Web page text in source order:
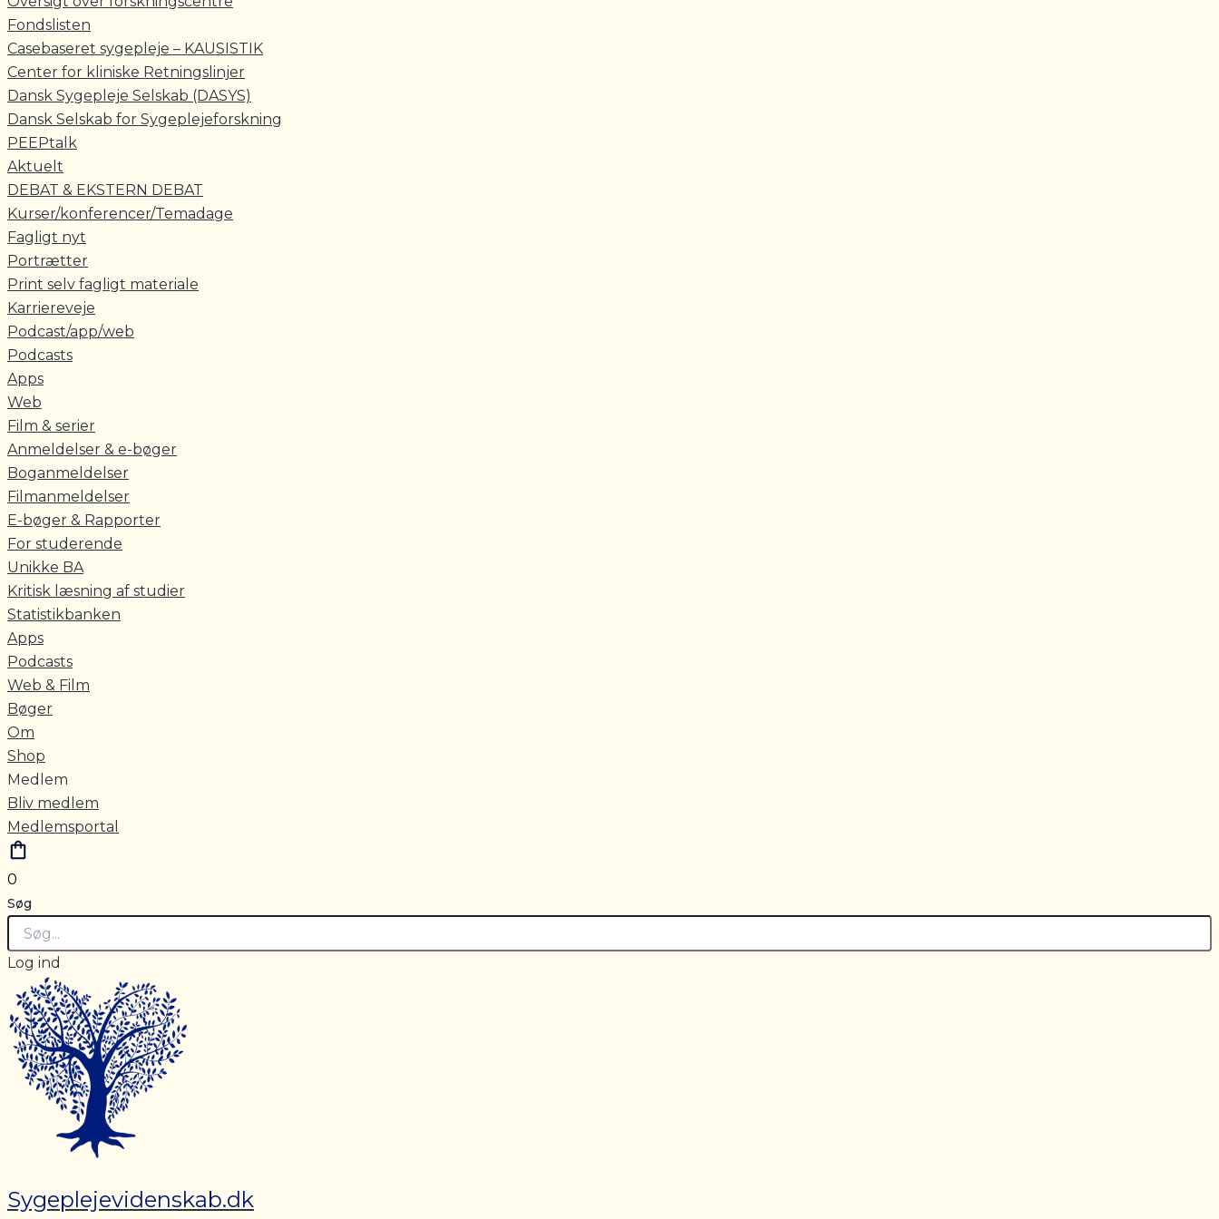
Fondslisten
Casebaseret sygepleje – KAUSISTIK
Center for kliniske Retningslinjer
Dansk Sygepleje Selskab (DASYS)
Dansk Selskab for Sygeplejeforskning
PEEPtalk
Aktuelt
DEBAT & EKSTERN DEBAT
Kurser/konferencer/Temadage
Fagligt nyt
Portrætter
Print selv fagligt materiale
Karriereveje
Podcast/app/web
Podcasts
Apps
Web
Film & serier
Anmeldelser & e-bøger
Boganmeldelser
Filmanmeldelser
E-bøger & Rapporter
For studerende
Unikke BA
Kritisk læsning af studier
Statistikbanken
Apps
Podcasts
Web & Film
Bøger
Om
Shop
Medlem
Bliv medlem
Medlemsportal
0
Søg
Log ind
Sygeplejevidenskab.dk